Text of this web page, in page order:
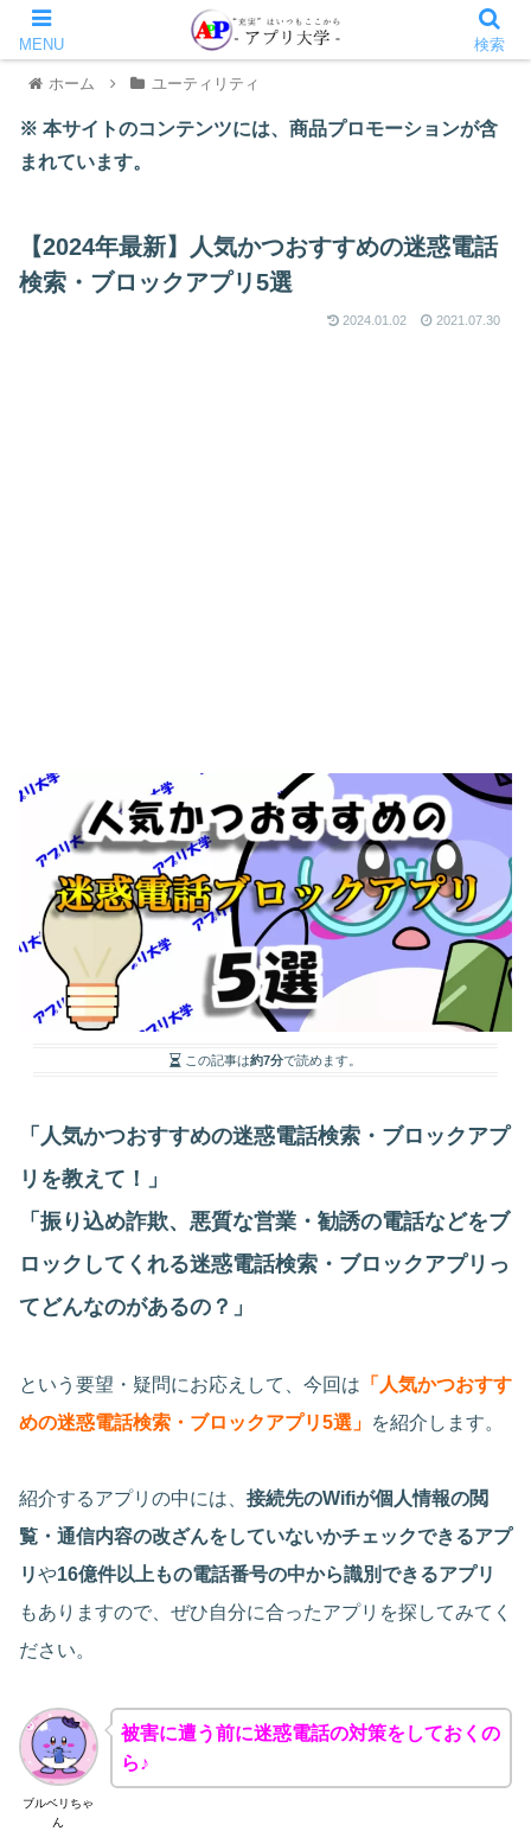
ホーム ユーティリティ
※ 本サイトのコンテンツには、商品プロモーションが含
まれています。
【2024年最新】人気かつおすすめの迷惑電話
検索・ブロックアプリ5選
2024.01.02 2021.07.30
この記事は約7分で読めます。
「人気かつおすすめの迷惑電話検索・ブロックアプ
リを教えて！」
「振り込め詐欺、悪質な営業・勧誘の電話などをブ
ロックしてくれる迷惑電話検索・ブロックアプリっ
てどんなのがあるの？」
という要望・疑問にお応えして、今回は 「人気かつおすす
めの迷惑電話検索・ブロックアプリ5選」 を紹介します。
紹介するアプリの中には、 接続先のWifiが個人情報の閲
覧・通信内容の改ざんをしていないかチェックできるアプ
リや16億件以上もの電話番号の中から識別できるアプリ
もありますので、ぜひ自分に合ったアプリを探してみてく
ださい。
ブルベリちゃ
ん
被害に遭う前に迷惑電話の対策をしておくの
ら♪
MENU 検索